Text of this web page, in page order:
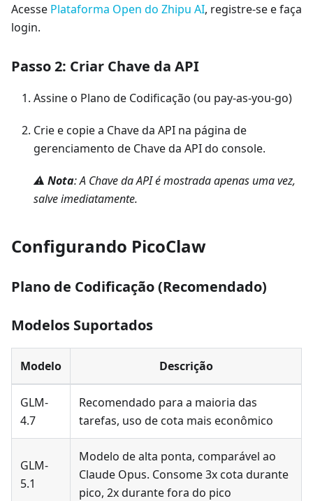
Acesse Plataforma Open do Zhipu AI, registre-se e faça
login.
Passo 2: Criar Chave da API
Assine o Plano de Codificação (ou pay-as-you-go)
Crie e copie a Chave da API na página de
gerenciamento de Chave da API do console.
⚠️ Nota: A Chave da API é mostrada apenas uma vez,
salve imediatamente.
Configurando PicoClaw
Plano de Codificação (Recomendado)
Modelos Suportados
Modelo Descrição
GLM-
4.7
Recomendado para a maioria das
tarefas, uso de cota mais econômico
GLM-
5.1
Modelo de alta ponta, comparável ao
Claude Opus. Consome 3x cota durante
pico, 2x durante fora do pico